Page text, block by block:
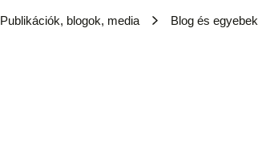
Publikációk, blogok, media Blog és egyebek